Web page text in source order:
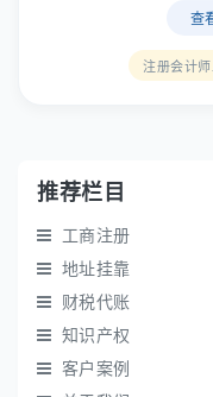
查
注册会计
推荐栏目
工商注册
地址挂靠
财税代账
知识产权
客户案例